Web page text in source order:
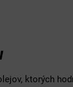
ktorých